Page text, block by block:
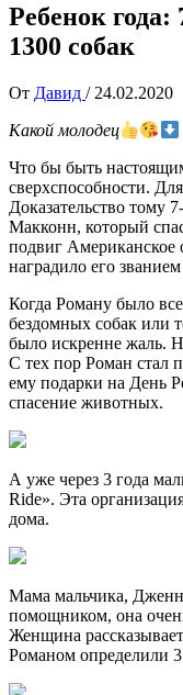
Ребенок
1300 собак
От Давид / 24.02.2020
Какой молодец
Что бы быть
сверхспособности.
Доказательство тому
Макконн, который
подвиг
наградило его
Когда Роману было
бездомных собак или
было искренне жаль.
С тех пор Роман стал
ему подарки на День
спасение животных.
А уже через 3 года
Ride». Эта
дома.
Мама мальчика,
помощником, она
Женщина
Романом определили